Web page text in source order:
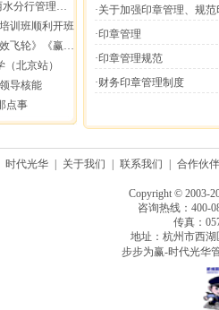
行管理培训
训班顺利开班
在中层》六折抢鲜！
北京站）
导核能
点事
·关于加强印章管理、规
·印章管理
·印章管理规范
·财务印章管理制度
时代光华 关于我们 联系我们 合作伙伴
Copyright © 2003-
咨询热线：400-
传真：
地址：杭州市西
步步为赢-时代光华